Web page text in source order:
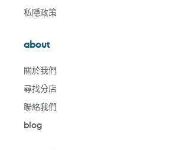
私隱政策
about
關於我們
尋找分店
聯絡我們
blog